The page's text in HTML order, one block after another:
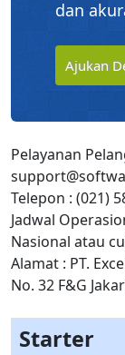
dan
Ajukan
Pelayanan
Telepon : (021)
Jadwal
Nasional atau
Alamat : PT.
No. 32 F&G
Starter